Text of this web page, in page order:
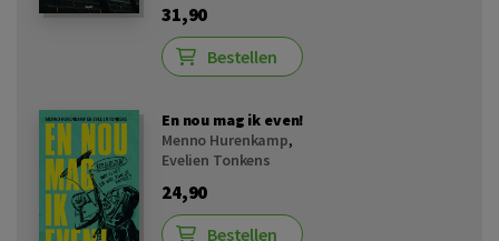
31,90
Bestellen
En nou mag ik even!
Menno Hurenkamp,
Evelien Tonkens
24,90
Bestellen